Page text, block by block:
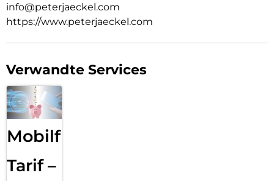
info@peterjaeckel.com
https://www.peterjaeckel.com
Verwandte Services
Mobilfunk
Tarif –